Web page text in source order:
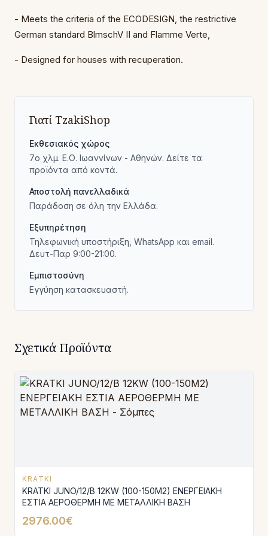
- Meets the criteria of the ECODESIGN, the restrictive
German standard BlmschV II and Flamme Verte,
- Designed for houses with recuperation.
Γιατί TzakiShop
Εκθεσιακός χώρος
7ο χλμ. Ε.Ο. Ιωαννίνων - Αθηνών. Δείτε τα
προϊόντα από κοντά.
Αποστολή πανελλαδικά
Παράδοση σε όλη την Ελλάδα.
Εξυπηρέτηση
Τηλεφωνική υποστήριξη, WhatsApp και email.
Δευτ-Παρ 9:00-21:00.
Εμπιστοσύνη
Εγγύηση κατασκευαστή.
Σχετικά Προϊόντα
KRATKI
KRATKI JUNO/12/B 12KW (100-150Μ2) ΕΝΕΡΓΕΙΑΚΗ
ΕΣΤΙΑ ΑΕΡΟΘΕΡΜΗ ΜΕ ΜΕΤΑΛΛΙΚΗ ΒΑΣΗ
2976.00€